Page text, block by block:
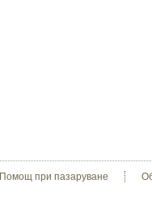
Помощ при пазаруване